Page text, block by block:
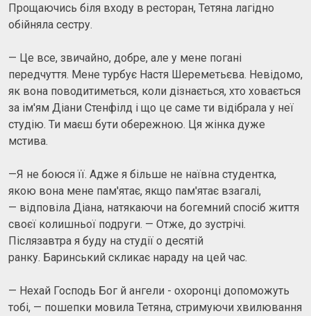
Прощаючись біля входу в ресторан, Тетяна лагідно
обійняла сестру.
— Це все, звичайно, добре, але у мене погані
передчуття. Мене турбує Настя Шереметьєва. Невідомо,
як вона поводитиметься, коли дізнається, хто ховається
за ім'ям Діани Стенфілд і що це саме ти відібрала у неї
студію. Ти маєш бути обережною. Ця жінка дуже
мстива.
—Я не боюся її. Адже я більше не наївна студентка,
якою вона мене пам'ятає, якщо пам'ятає взагалі,
— відповіла Діана, натякаючи на богемний спосіб життя
своєї колишньої подруги. — Отже, до зустрічі.
Післязавтра я буду на студії о десятій
ранку. Баринський скликає нараду на цей час.
— Нехай Господь Бог й ангели - охоронці допоможуть
тобі, — пошепки мовила Тетяна, стримуючи хвилювання